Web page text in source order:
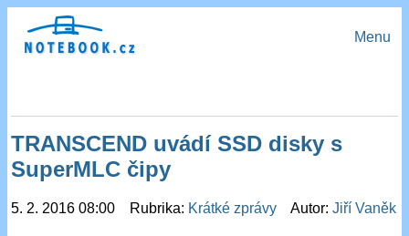
Menu
TRANSCEND uvádí SSD disky s
SuperMLC čipy
5. 2. 2016 08:00 Rubrika: Krátké zprávy Autor:Jiří Vaněk